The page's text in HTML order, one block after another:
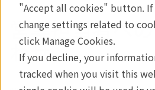
"Accept all cookies" button.
change settings related to
click Manage Cookies.
If you decline, your
tracked when you visit this
営業担当者へ
わせ